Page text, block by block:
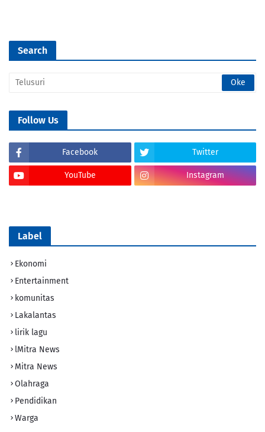
Search
Follow Us
Facebook Twitter
YouTube Instagram
Label
Ekonomi
Entertainment
komunitas
Lakalantas
lirik lagu
lMitra News
Mitra News
Olahraga
Pendidikan
Warga